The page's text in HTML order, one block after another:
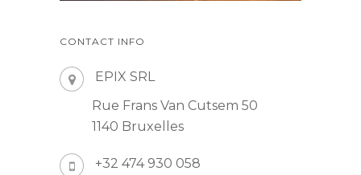
CONTACT INFO
EPIX SRL
Rue Frans Van Cutsem 50
1140 Bruxelles
+32 474 930 058